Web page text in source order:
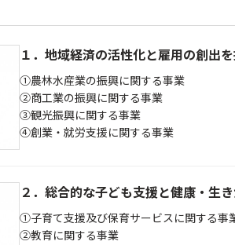
１．地域経済の活性化と雇用の創出
①農林水産業の振興に関する事業
②商工業の振興に関する事業
③観光振興に関する事業
④創業・就労支援に関する事業
２．総合的な子ども支援と健康・生
①子育て支援及び保育サービスに関する事
②教育に関する事業